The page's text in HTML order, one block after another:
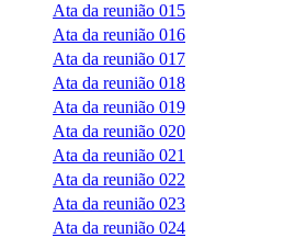
Ata da reunião 015
Ata da reunião 016
Ata da reunião 017
Ata da reunião 018
Ata da reunião 019
Ata da reunião 020
Ata da reunião 021
Ata da reunião 022
Ata da reunião 023
Ata da reunião 024